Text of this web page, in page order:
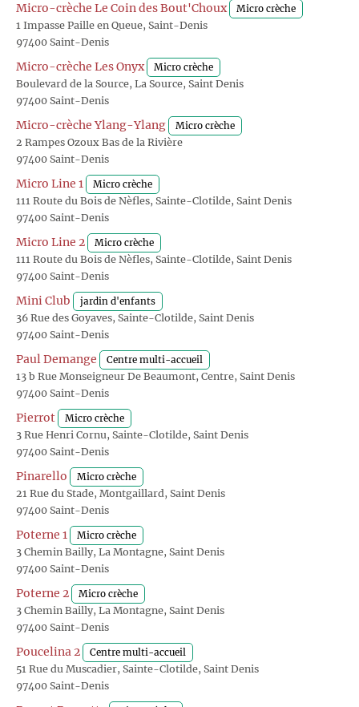
Micro-crèche Le Coin des Bout'Choux Micro crèche
1 Impasse Paille en Queue, Saint-Denis
97400 Saint-Denis
Micro-crèche Les Onyx Micro crèche
Boulevard de la Source, La Source, Saint Denis
97400 Saint-Denis
Micro-crèche Ylang-Ylang Micro crèche
2 Rampes Ozoux Bas de la Rivière
97400 Saint-Denis
Micro Line 1 Micro crèche
111 Route du Bois de Nèfles, Sainte-Clotilde, Saint Denis
97400 Saint-Denis
Micro Line 2 Micro crèche
111 Route du Bois de Nèfles, Sainte-Clotilde, Saint Denis
97400 Saint-Denis
Mini Club jardin d'enfants
36 Rue des Goyaves, Sainte-Clotilde, Saint Denis
97400 Saint-Denis
Paul Demange Centre multi-accueil
13 b Rue Monseigneur De Beaumont, Centre, Saint Denis
97400 Saint-Denis
Pierrot Micro crèche
3 Rue Henri Cornu, Sainte-Clotilde, Saint Denis
97400 Saint-Denis
Pinarello Micro crèche
21 Rue du Stade, Montgaillard, Saint Denis
97400 Saint-Denis
Poterne 1 Micro crèche
3 Chemin Bailly, La Montagne, Saint Denis
97400 Saint-Denis
Poterne 2 Micro crèche
3 Chemin Bailly, La Montagne, Saint Denis
97400 Saint-Denis
Poucelina 2 Centre multi-accueil
51 Rue du Muscadier, Sainte-Clotilde, Saint Denis
97400 Saint-Denis